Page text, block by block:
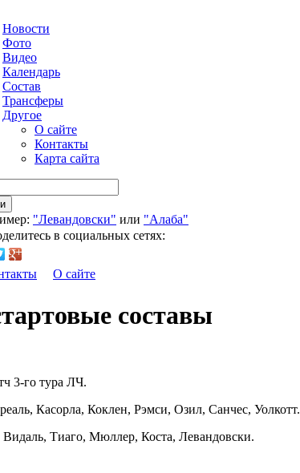
Новости
Фото
Видео
Календарь
Состав
Трансферы
Другое
О сайте
Контакты
Карта сайта
"Левандовски" или "Алаба"
в социальных сетях:
О сайте
составы
3-го тура ЛЧ.
Касорла, Коклен, Рэмси, Озил, Санчес, Уолкотт.
Тиаго, Мюллер, Коста, Левандовски.